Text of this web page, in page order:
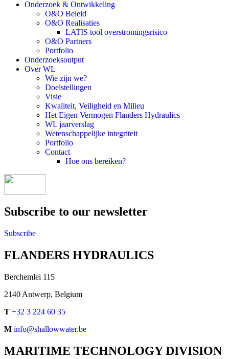
Onderzoek & Ontwikkeling
O&O Beleid
O&O Realisaties
LATIS tool overstromingsrisico
O&O Partners
Portfolio
Onderzoeksoutput
Over WL
Wie zijn we?
Doelstellingen
Visie
Kwaliteit, Veiligheid en Milieu
Het Eigen Vermogen Flanders Hydraulics
WL jaarverslag
Wetenschappelijke integriteit
Portfolio
Contact
Hoe ons bereiken?
Subscribe to our newsletter
Subscribe
FLANDERS HYDRAULICS
Berchemlei 115
2140 Antwerp, Belgium
T +32 3 224 60 35
M info@shallowwater.be
MARITIME TECHNOLOGY DIVISION